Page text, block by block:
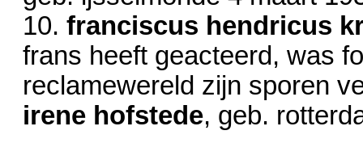
10. franciscus hendricus
frans heeft geacteerd, was
reclamewereld zijn sporen
irene hofstede, geb.